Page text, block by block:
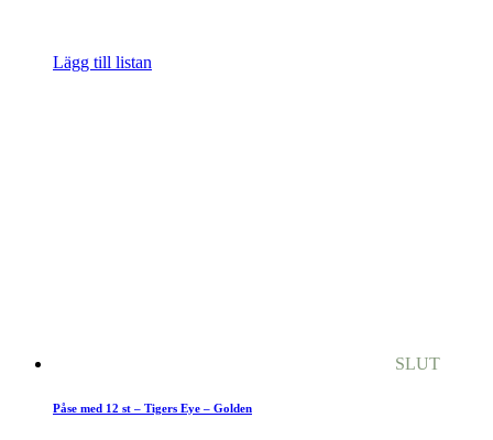
Lägg till listan
SLUT
Påse med 12 st – Tigers Eye – Golden